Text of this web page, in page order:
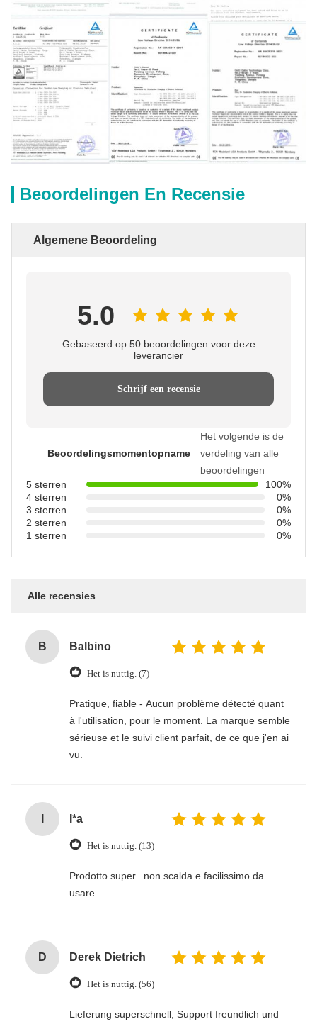
Beoordelingen En Recensie
Algemene Beoordeling
5.0
Gebaseerd op 50 beoordelingen voor deze
leverancier
Schrijf een recensie
Beoordelingsmomentopname
Het volgende is de
verdeling van alle
beoordelingen
5 sterren
100%
4 sterren
0%
3 sterren
0%
2 sterren
0%
1 sterren
0%
Alle recensies
B Balbino
Het is nuttig. (7)
Pratique, fiable - Aucun problème détecté quant
à l'utilisation, pour le moment. La marque semble
sérieuse et le suivi client parfait, de ce que j'en ai
vu.
I*a
Het is nuttig. (13)
Prodotto super.. non scalda e facilissimo da
usare
D Derek Dietrich
Het is nuttig. (56)
Lieferung superschnell, Support freundlich und